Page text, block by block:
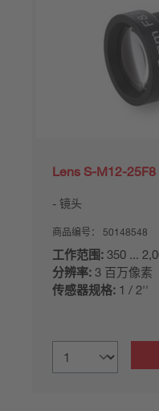
Lens S-M12-25F8
镜头
商品编号： 50148548
工作范围: 350 ...
分辨率: 3 百万像素
传感器规格: 1 / 2''